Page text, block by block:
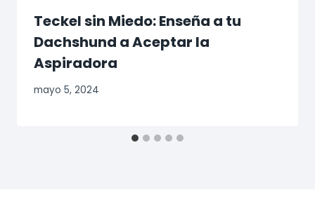
Teckel sin Miedo: Enseña a tu
Dachshund a Aceptar la
Aspiradora
mayo 5, 2024